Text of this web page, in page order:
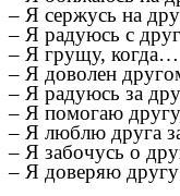
– Я сержусь на
– Я радуюсь с
– Я грущу, когда…
– Я доволен
– Я радуюсь за
– Я помогаю
– Я люблю друга
– Я забочусь о
– Я доверяю